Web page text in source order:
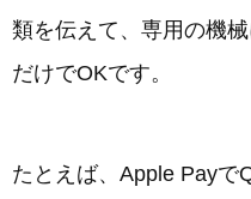
類を伝えて、専用の機
だけでOKです。
たとえば、Apple Payで